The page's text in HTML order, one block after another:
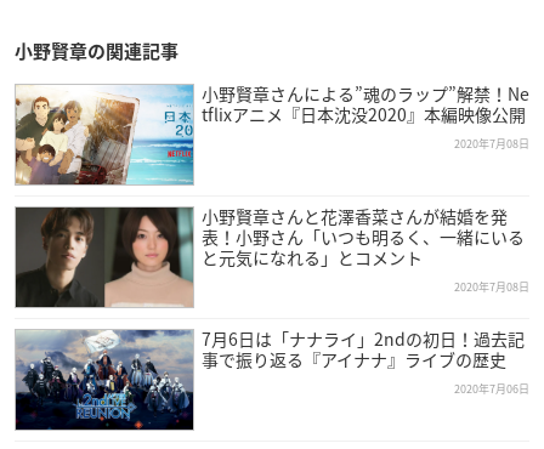
小野賢章の関連記事
小野賢章さんによる”魂のラップ”解禁！Ne
tflixアニメ『日本沈没2020』本編映像公開
2020年7月08日
小野賢章さんと花澤香菜さんが結婚を発
表！小野さん「いつも明るく、一緒にいる
と元気になれる」とコメント
2020年7月08日
7月6日は「ナナライ」2ndの初日！過去記
事で振り返る『アイナナ』ライブの歴史
2020年7月06日